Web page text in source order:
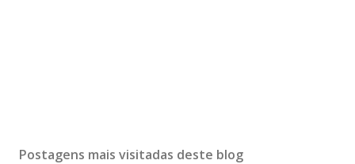
Postagens mais visitadas deste blog